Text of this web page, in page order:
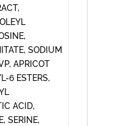
SODIUM
APRICOT
6 ESTERS,
ACID,
SERINE,